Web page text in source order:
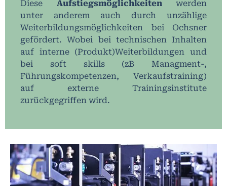
Diese Aufstiegsmöglichkeiten werden
unter anderem auch durch unzählige
Weiterbildungsmöglichkeiten bei Ochsner
gefördert. Wobei bei technischen Inhalten
auf interne (Produkt)Weiterbildungen und
bei soft skills (zB Managment-,
Führungskompetenzen, Verkaufstraining)
auf externe Trainingsinstitute
zurückgegriffen wird.